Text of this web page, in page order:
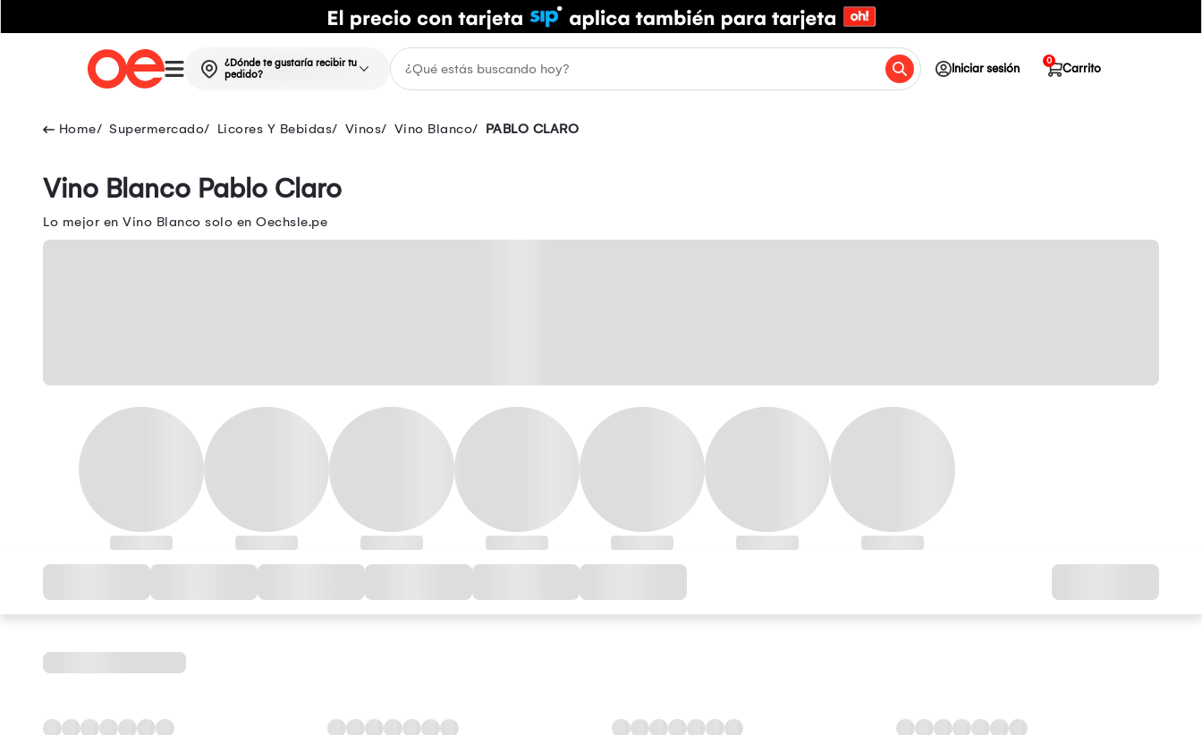
¿Dónde te gustaría recibir tu
pedido?
Iniciar sesión Carrito
0
Supermercado Licores Y Bebidas Vinos Vino Blanco PABLO CLARO
Vino Blanco Pablo Claro
Lo mejor en Vino Blanco solo en Oechsle.pe